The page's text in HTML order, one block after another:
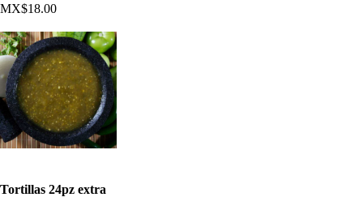
MX$18.00
Tortillas 24pz extra